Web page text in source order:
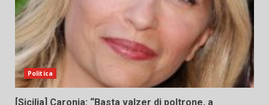
Politica
[Sicilia] Caronia: “Basta valzer di poltrone, a